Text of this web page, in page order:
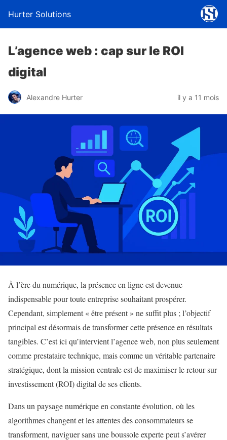
Hurter Solutions
L’agence web : cap sur le ROI
digital
Alexandre Hurter il y a 11 mois
À l’ère du numérique, la présence en ligne est devenue
indispensable pour toute entreprise souhaitant prospérer.
Cependant, simplement « être présent » ne suffit plus ; l’objectif
principal est désormais de transformer cette présence en résultats
tangibles. C’est ici qu’intervient l’agence web, non plus seulement
comme prestataire technique, mais comme un véritable partenaire
stratégique, dont la mission centrale est de maximiser le retour sur
investissement (ROI) digital de ses clients.
Dans un paysage numérique en constante évolution, où les
algorithmes changent et les attentes des consommateurs se
transforment, naviguer sans une boussole experte peut s’avérer